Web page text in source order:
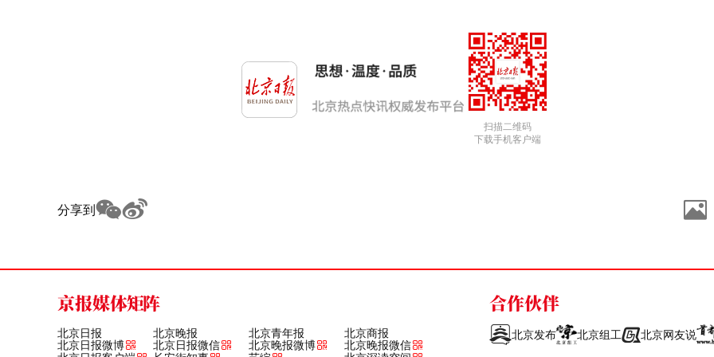
扫描二维码
下载手机客户端
分享到
京报媒体矩阵
北京日报 北京晚报 北京青年报 北京商报
北京日报微博 北京日报微信 北京晚报微博
北京晚报微信
合作伙伴
北京发布 北京组工 北京网友说